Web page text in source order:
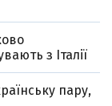
з Італії
пару,